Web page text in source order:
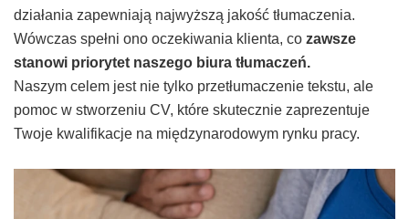
działania zapewniają najwyższą jakość tłumaczenia.
Wówczas spełni ono oczekiwania klienta, co zawsze
stanowi priorytet naszego biura tłumaczeń.
Naszym celem jest nie tylko przetłumaczenie tekstu, ale
pomoc w stworzeniu CV, które skutecznie zaprezentuje
Twoje kwalifikacje na międzynarodowym rynku pracy.